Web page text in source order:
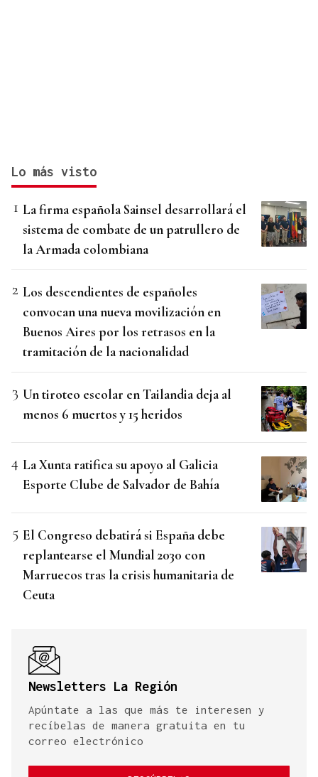
Lo más visto
La firma española Sainsel desarrollará el
sistema de combate de un patrullero de
la Armada colombiana
Los descendientes de españoles
convocan una nueva movilización en
Buenos Aires por los retrasos en la
tramitación de la nacionalidad
Un tiroteo escolar en Tailandia deja al
menos 6 muertos y 15 heridos
La Xunta ratifica su apoyo al Galicia
Esporte Clube de Salvador de Bahía
El Congreso debatirá si España debe
replantearse el Mundial 2030 con
Marruecos tras la crisis humanitaria de
Ceuta
Newsletters La Región
Apúntate a las que más te interesen y
recíbelas de manera gratuita en tu
correo electrónico